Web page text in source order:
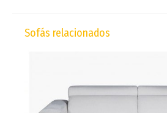
Sofás relacionados